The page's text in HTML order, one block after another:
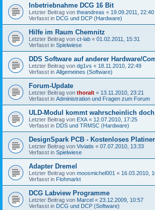
Inbetriebnahme DCG 16 Bit
Letzter Beitrag von theandreas « 19.09.2011, 22:40
Verfasst in DCG und DCP (Hardware)
Hilfe im Raum Chemnitz
Letzter Beitrag von ct-lab « 01.02.2011, 15:31
Verfasst in Spielwiese
DDS Software auf anderer Hardware/
Letzter Beitrag von dg1vs « 18.11.2010, 22:49
Verfasst in Allgemeines (Software)
Forum-Update
Letzter Beitrag von thoralt « 13.11.2010, 23:21
Verfasst in Administration und Fragen zum Forum
ULD-Modul kommt wahrscheinlich doch
Letzter Beitrag von EXA « 12.07.2010, 17:25
Verfasst in DDS und TRMSC (Hardware)
DesignSpark PCB - Kostenloses
Letzter Beitrag von Viviatis « 07.07.2010, 13:33
Verfasst in Spielwiese
Adapter Dremel
Letzter Beitrag von moosmichel001 « 16.03.2010,
Verfasst in Flohmarkt
DCG Labview Programme
Letzter Beitrag von Marcel « 23.12.2009, 10:57
Verfasst in DCG und DCP (Software)